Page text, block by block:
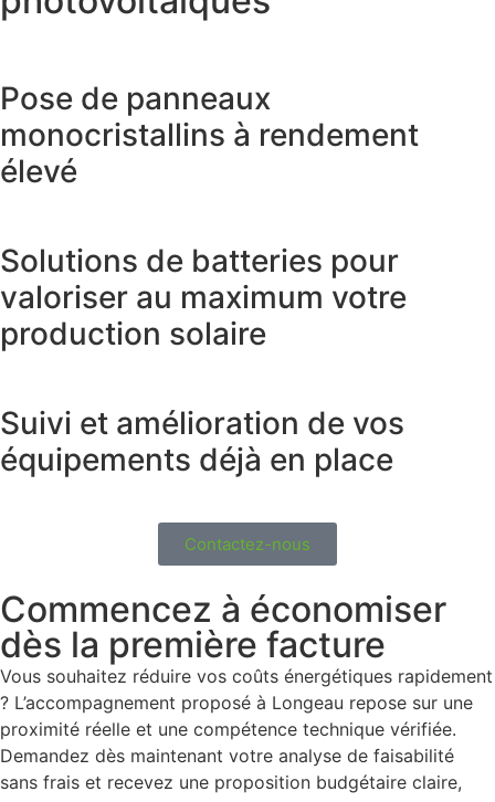
Pose de panneaux
monocristallins à rendement
élevé
Solutions de batteries pour
valoriser au maximum votre
production solaire
Suivi et amélioration de vos
équipements déjà en place
Contactez-nous
Commencez à économiser
dès la première facture
Vous souhaitez réduire vos coûts énergétiques rapidement
? L’accompagnement proposé à Longeau repose sur une
proximité réelle et une compétence technique vérifiée.
Demandez dès maintenant votre analyse de faisabilité
sans frais et recevez une proposition budgétaire claire,